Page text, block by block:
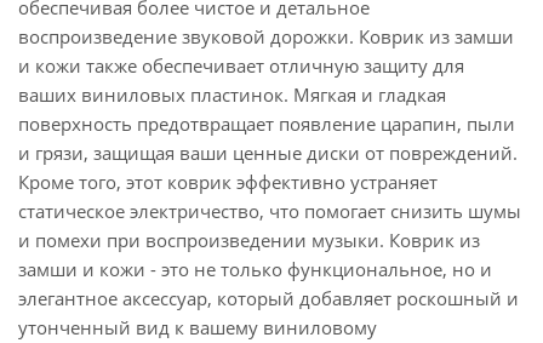
обеспечивая более чистое и детальное
воспроизведение звуковой дорожки. Коврик из замши
и кожи также обеспечивает отличную защиту для
ваших виниловых пластинок. Мягкая и гладкая
поверхность предотвращает появление царапин, пыли
и грязи, защищая ваши ценные диски от повреждений.
Кроме того, этот коврик эффективно устраняет
статическое электричество, что помогает снизить шумы
и помехи при воспроизведении музыки. Коврик из
замши и кожи - это не только функциональное, но и
элегантное аксессуар, который добавляет роскошный и
утонченный вид к вашему виниловому